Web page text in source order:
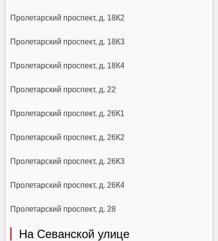
Пролетарский проспект, д. 18К2
Пролетарский проспект, д. 18К3
Пролетарский проспект, д. 18К4
Пролетарский проспект, д. 22
Пролетарский проспект, д. 26К1
Пролетарский проспект, д. 26К2
Пролетарский проспект, д. 26К3
Пролетарский проспект, д. 26К4
Пролетарский проспект, д. 28
На Севанской улице